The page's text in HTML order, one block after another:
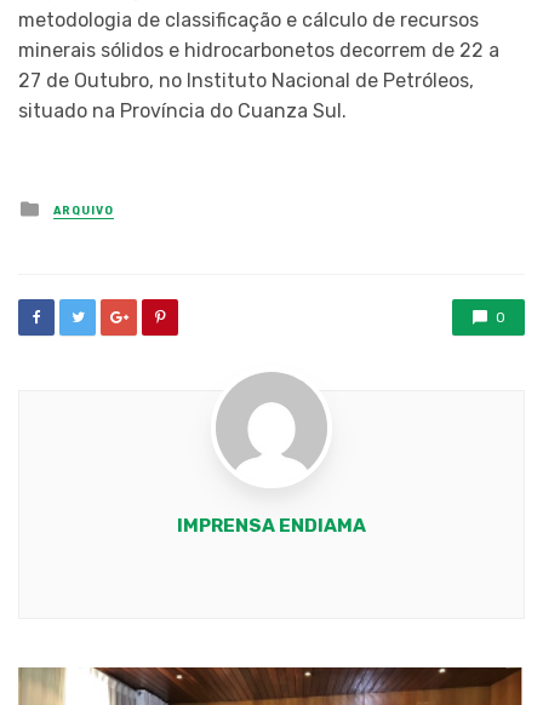
metodologia de classificação e cálculo de recursos
minerais sólidos e hidrocarbonetos decorrem de 22 a
27 de Outubro, no Instituto Nacional de Petróleos,
situado na Província do Cuanza Sul.
Posted
in
ARQUIVO
0
IMPRENSA ENDIAMA